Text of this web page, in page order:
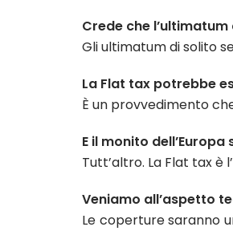
Crede che
Gli ultimatum di solito
La Flat tax potrebbe
È un provvedimento
E il monito
Tutt’altro. La Flat tax è
Veniamo all’aspetto
Le coperture saranno